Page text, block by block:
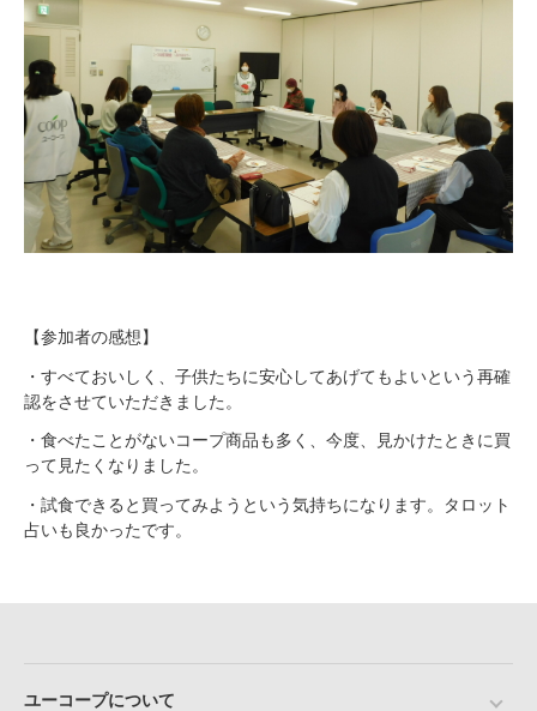
【参加者の感想】
・すべておいしく、子供たちに安心してあげてもよいという再確
認をさせていただきました。
・食べたことがないコープ商品も多く、今度、見かけたときに買
って見たくなりました。
・試食できると買ってみようという気持ちになります。タロット
占いも良かったです。
ユーコープについて